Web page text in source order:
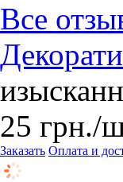
Все
25 грн./
Заказать Оплата и